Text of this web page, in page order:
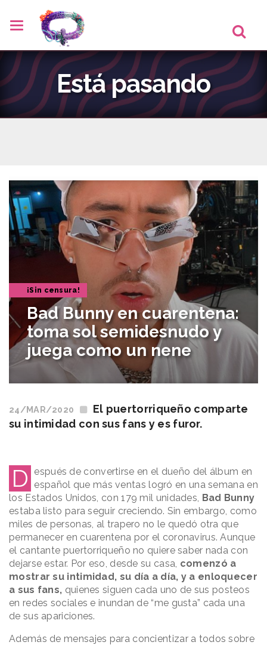
Está pasando
¡Sin censura!
Bad Bunny en cuarentena:
toma sol semidesnudo y
juega como un nene
24/MAR/2020
El puertorriqueño comparte
su intimidad con sus fans y es furor.
D
espués de convertirse en el dueño del álbum en
español que más ventas logró en una semana en
los Estados Unidos, con 179 mil unidades, Bad Bunny
estaba listo para seguir creciendo. Sin embargo, como
miles de personas, al trapero no le quedó otra que
permanecer en cuarentena por el coronavirus. Aunque
el cantante puertorriqueño no quiere saber nada con
dejarse estar. Por eso, desde su casa, comenzó a
mostrar su intimidad, su día a día, y a enloquecer
a sus fans, quienes siguen cada uno de sus posteos
en redes sociales e inundan de “me gusta” cada una
de sus apariciones.
Además de mensajes para concientizar a todos sobre